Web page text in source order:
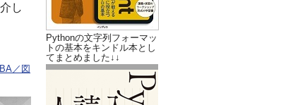
し
／図
Pythonの文字列フォーマッ
トの基本をキンドル本とし
てまとめました↓↓